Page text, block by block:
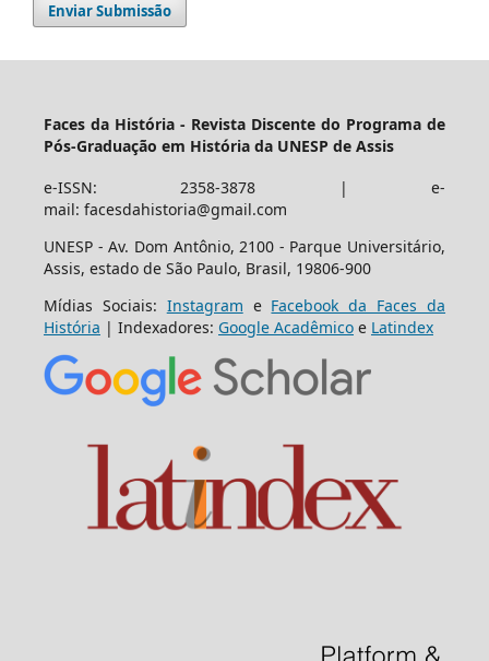
Enviar Submissão
Faces da História - Revista Discente do Programa de
Pós-Graduação em História da UNESP de Assis
e-ISSN: 2358-3878 | e-
mail: facesdahistoria@gmail.com
UNESP - Av. Dom Antônio, 2100 - Parque Universitário,
Assis, estado de São Paulo, Brasil, 19806-900
Mídias Sociais: Instagram e Facebook da Faces da
História | Indexadores: Google Acadêmicoe Latindex